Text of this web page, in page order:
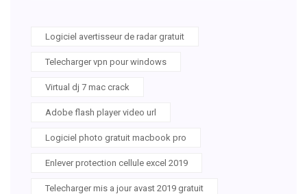
Logiciel avertisseur de radar gratuit
Telecharger vpn pour windows
Virtual dj 7 mac crack
Adobe flash player video url
Logiciel photo gratuit macbook pro
Enlever protection cellule excel 2019
Telecharger mis a jour avast 2019 gratuit